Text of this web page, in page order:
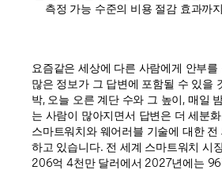
측정 가능 수준의 비용 절감 효과까
요즘같은 세상에 다른 사람에게 안부
많은 정보가 그 답변에 포함될 수 있을
박, 오늘 오른 계단 수와 그 높이, 매일
는 사람이 많아지면서 답변은 더 세분
스마트워치와 웨어러블 기술에 대한
하고 있습니다. 전 세계 스마트워치 시
206억 4천만 달러에서 2027년에는